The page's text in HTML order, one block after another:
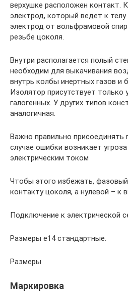
верхушке расположен контакт.
электрод, который ведет к телу
электрод от вольфрамовой
резьбе цоколя.
Внутри располагается полый
необходим для выкачивания
внутрь колбы инертных газов и
Изолятор присутствует только
галогенных. У других типов
аналогичная.
Важно правильно присоединять
случае ошибки возникает
электрическим током
Чтобы этого избежать,
контакту цоколя, а нулевой – к
Подключение к электрической
Размеры е14 стандартные.
Размеры
Маркировка